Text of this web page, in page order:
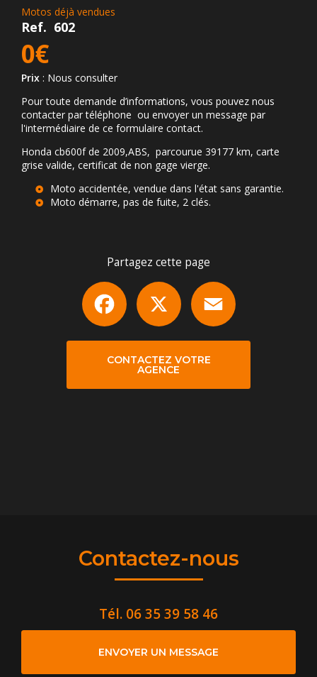
Motos déjà vendues
Ref. 602
0€
Prix : Nous consulter
Pour toute demande d’informations, vous pouvez nous
contacter par téléphone ou envoyer un message par
l'intermédiaire de ce formulaire contact.
Honda cb600f de 2009,ABS, parcourue 39177 km, carte
grise valide, certificat de non gage vierge.
Moto accidentée, vendue dans l'état sans garantie.
Moto démarre, pas de fuite, 2 clés.
Partagez cette page
Facebook
CONTACTEZ VOTRE
AGENCE
Contactez-nous
Tél. 06 35 39 58 46
ENVOYER UN MESSAGE